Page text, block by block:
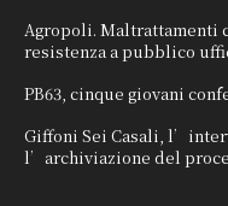
Agropoli. Maltrattamenti
resistenza a pubblico
PB63, cinque giovani
Giffoni Sei Casali,
l’archiviazione del